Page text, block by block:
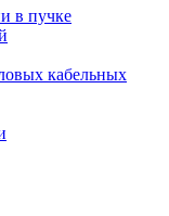
в пучке
кабельных